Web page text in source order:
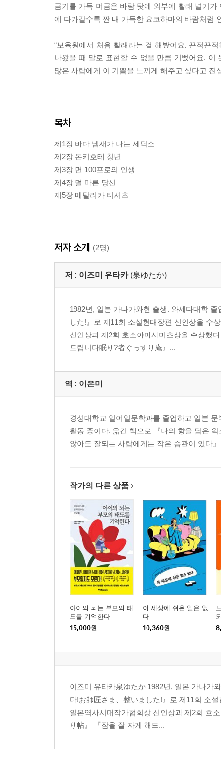
금기를 가득 머금은 바람 탓에 외부에 빨래 널기
에 다가갈수록 짠 내 가득한 요코하마의 바람처럼
“보육원에서 처음 빨래라는 걸 해봤어요. 끈적끈
나왔을 때 말로 표현할 수 없을 만큼 기뻤어요.
많은 사람에게 이 기쁨을 느끼게 해주고 싶다고 진
목차
제1장 바다 냄새가 나는 세탁소
제2장 돈키호테 청년
제3장 면 100프로의 인생
제4장 덜 마른 당신
제5장 메탈리카 티셔츠
저자 소개 (2명)
저 : 이즈미 유타카 (泉ゆたか)
1982년, 일본 가나가와현 출생. 와세다대학
した!』로 제11회 소설현대장편 신인상을 수
신인상과 제2회 호소야마사미츠상을 수상했
드립니다眠り?者ぐっすり庵』...
역 : 이은미
경성대학교 일어일문학과를 졸업하고 일본
활동 중이다. 옮긴 책으로 『나의 향을 담은
않아도 잘되는 사람에게는 작은 습관이 있다
작가의 다른 상품
아이의 뇌는 부모의 태
도를 기억한다
15,000원
이 세상에 쉬운 일은 없
다
10,360원
이즈미 유타카泉ゆたか 1982년, 일본 가나가
다!お師匠さま、整いました!』로 제11회 소
일본역사시대작가협회상 신인상과 제2회 호
り帖』 『잠을 잘 자게 해드...